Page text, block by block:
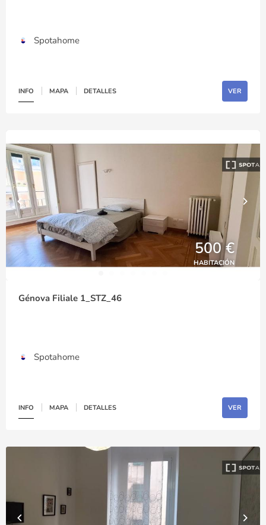
Spotahome
INFO MAPA DETALLES VER
500 €
HABITACIÓN
Génova Filiale 1_STZ_46
Spotahome
INFO MAPA DETALLES VER